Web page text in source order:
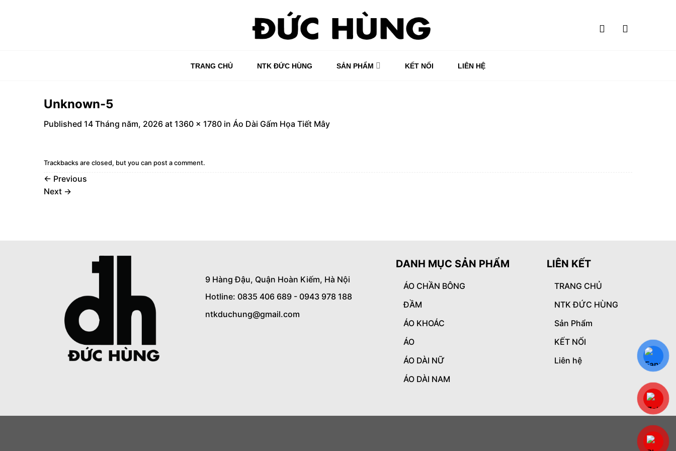
TRANG CHỦ NTK ĐỨC HÙNG SẢN PHẨM KẾT NỐI LIÊN HỆ
Unknown-5
Published 14 Tháng năm, 2026 at 1360 × 1780 in Áo Dài Gấm Họa Tiết Mây
Trackbacks are closed, but you can post a comment.
← Previous
Next →
9 Hàng Đậu, Quận Hoàn Kiếm, Hà Nội
Hotline: 0835 406 689 - 0943 978 188
ntkduchung@gmail.com
DANH MỤC SẢN PHẨM
ÁO CHẦN BÔNG
ĐẦM
ÁO KHOÁC
ÁO
ÁO DÀI NỮ
ÁO DÀI NAM
LIÊN KẾT
TRANG CHỦ
NTK ĐỨC HÙNG
Sản Phẩm
KẾT NỐI
Liên hệ